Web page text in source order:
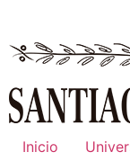
contenido
Inicio